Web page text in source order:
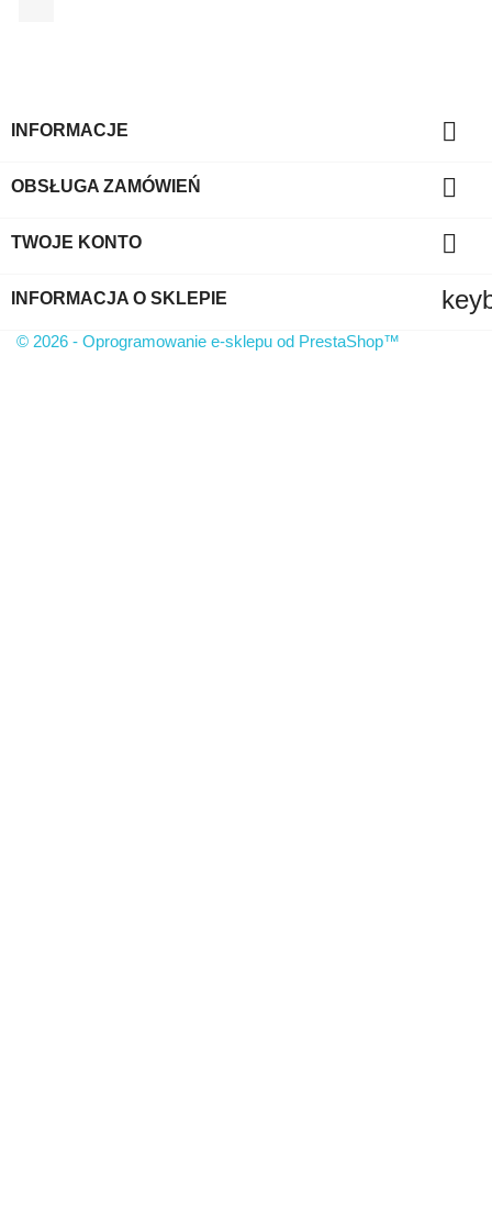
INFORMACJE 
OBSŁUGA ZAMÓWIEŃ 
TWOJE KONTO 
INFORMACJA O SKLEPIE
© 2026 - Oprogramowanie e-sklepu od PrestaShop™